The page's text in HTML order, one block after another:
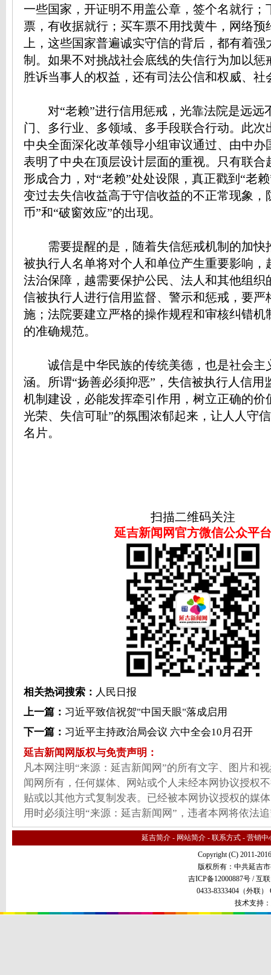
一些国家，开证明不用盖公章，签个名就行；
票，有收据就行；买车票不用找黄牛，网络
上，这些国家普遍诚实守信的背后，都有着
制。如果不对挑战社会底线的失信行为加以惩
胜诉当事人的权益，还有司法公信和权威、社
对“老赖”进行信用惩戒，光靠法院是远远
门、多行业、多领域、多手段联合行动。此次
中央全面深化改革领导小组审议通过、由中办
表明了中央在顶层设计层面的重视。只有联合
形成合力，对“老赖”处处设限，真正戳到“老
变过去失信收益高于守信收益的不正常现象，
币”和“破窗效应”的出现。
需要提醒的是，随着失信惩戒机制的加快
被执行人名单将对个人和单位产生重要影响，
法治保障，越需要保护公民、法人和其他组织
信被执行人进行信用监督、警示和惩戒，要严
施；法院要建立严格的操作规程和审核纠错机
的准确规范。
诚信是中华民族的传统美德，也是社会主
涵。所谓“扬善必须抑恶”，失信被执行人信用
机制建设，必能发挥牵引作用，树立正确的价
光荣、失信可耻”的氛围浓郁起来，让人人守
名片。
扫描二维码关注
延吉新闻网官方微信公众平台
相关热词搜索： 人民日报
上一篇： 习近平致信祝贺"中国天眼"落成启用
下一篇： 习近平主持政治局会议 六中全会10月召开
延吉新闻网版权与免责声明：
凡本网注明“来源：延吉新闻网”的所有文字、图片和
闻网所有，任何媒体、网站或个人未经本网协议授权
贴或以其他方式复制发表。已经被本网协议授权的媒
用时必须注明“来源：延吉新闻网”，违者本网将依法
延吉简介 - 网站简介 - 联系方式 - 营销中
Copyright (C) 2011-
版权所有：中共延吉
吉ICP备12000887号 /互
0433-8333404（外联）
技术支持：